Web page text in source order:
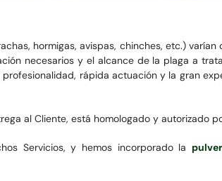
hormigas, avispas, chinches, etc.)
necesarios y el alcance de la plaga a
rápida actuación y la gran
al Cliente, está homologado y autorizado
Servicios, y hemos incorporado la